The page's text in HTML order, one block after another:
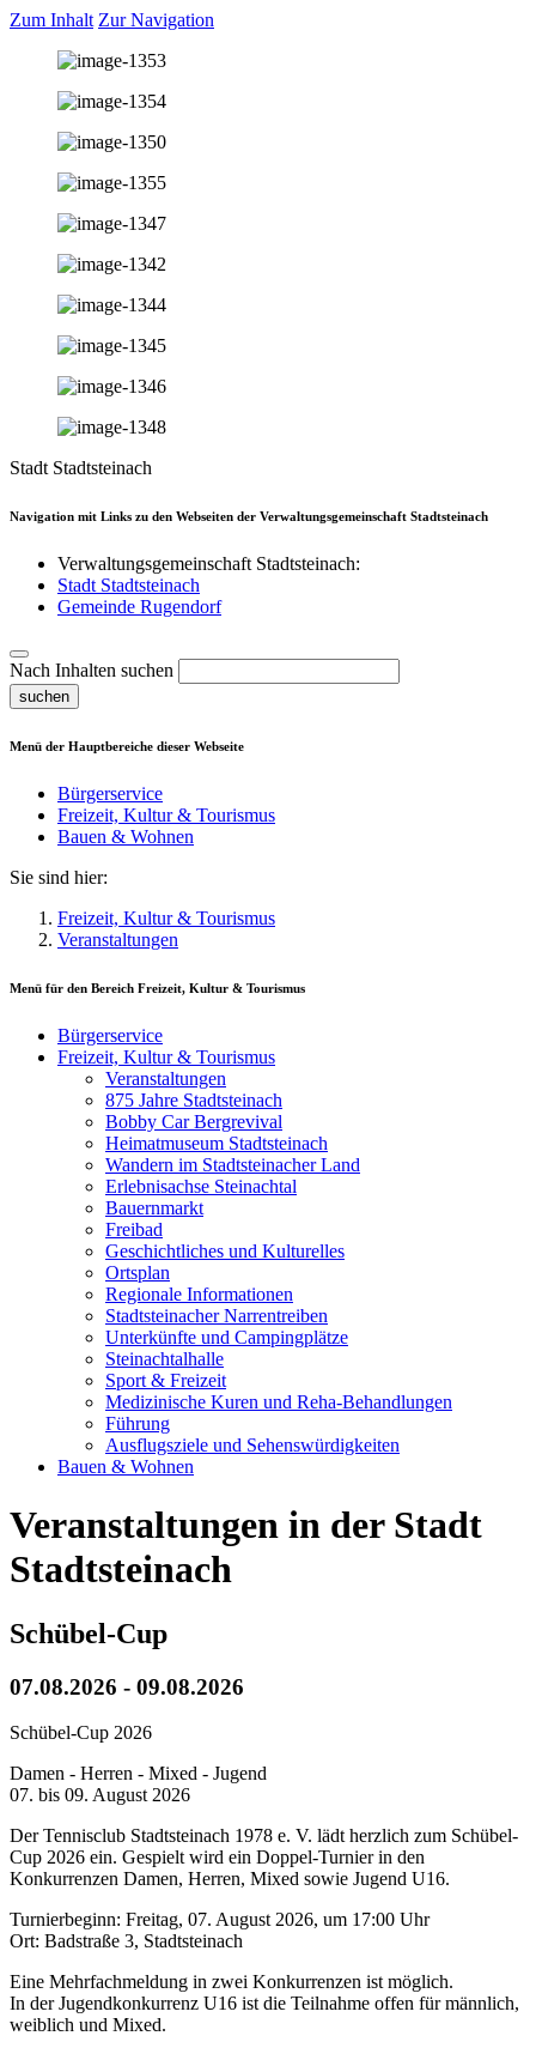
Zum Inhalt Zur Navigation
Stadt Stadtsteinach
Navigation mit Links zu den Webseiten der Verwaltungsgemeinschaft Stadtsteinach
Verwaltungsgemeinschaft Stadtsteinach:
Stadt Stadtsteinach
Gemeinde Rugendorf
Nach Inhalten suchen
suchen
Menü der Hauptbereiche dieser Webseite
Bürgerservice
Freizeit, Kultur & Tourismus
Bauen & Wohnen
Sie sind hier:
Freizeit, Kultur & Tourismus
Veranstaltungen
Menü für den Bereich Freizeit, Kultur & Tourismus
Bürgerservice
Freizeit, Kultur & Tourismus
Veranstaltungen
875 Jahre Stadtsteinach
Bobby Car Bergrevival
Heimatmuseum Stadtsteinach
Wandern im Stadtsteinacher Land
Erlebnisachse Steinachtal
Bauernmarkt
Freibad
Geschichtliches und Kulturelles
Ortsplan
Regionale Informationen
Stadtsteinacher Narrentreiben
Unterkünfte und Campingplätze
Steinachtalhalle
Sport & Freizeit
Medizinische Kuren und Reha-Behandlungen
Führung
Ausflugsziele und Sehenswürdigkeiten
Bauen & Wohnen
Veranstaltungen in der Stadt
Stadtsteinach
Schübel-Cup
07.08.2026 - 09.08.2026
Schübel-Cup 2026
Damen - Herren - Mixed - Jugend
07. bis 09. August 2026
Der Tennisclub Stadtsteinach 1978 e. V. lädt herzlich zum Schübel-
Cup 2026 ein. Gespielt wird ein Doppel-Turnier in den
Konkurrenzen Damen, Herren, Mixed sowie Jugend U16.
Turnierbeginn: Freitag, 07. August 2026, um 17:00 Uhr
Ort: Badstraße 3, Stadtsteinach
Eine Mehrfachmeldung in zwei Konkurrenzen ist möglich.
In der Jugendkonkurrenz U16 ist die Teilnahme offen für männlich,
weiblich und Mixed.